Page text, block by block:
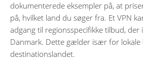
dokumenterede eksempler på, at
på, hvilket land du søger fra. Et VPN
adgang til regionsspecifikke tilbud, der
Danmark. Dette gælder især for lokale
destinationslandet.